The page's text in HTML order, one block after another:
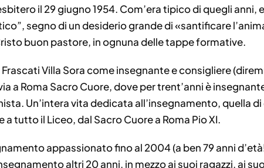
il 29 giugno 1954. Com’era tipico di quegli
segno di un desiderio grande di «santificare
buon pastore, in ognuna delle tappe formative.
Villa Sora come insegnante e consigliere
a Roma Sacro Cuore, dove per trent’anni è
Un’intera vita dedicata all’insegnamento, quella
tutto il Liceo, dal Sacro Cuore a Roma Pio XI.
appassionato fino al 2004 (a ben 79 anni
altri 20 anni, in mezzo ai suoi ragazzi, ai